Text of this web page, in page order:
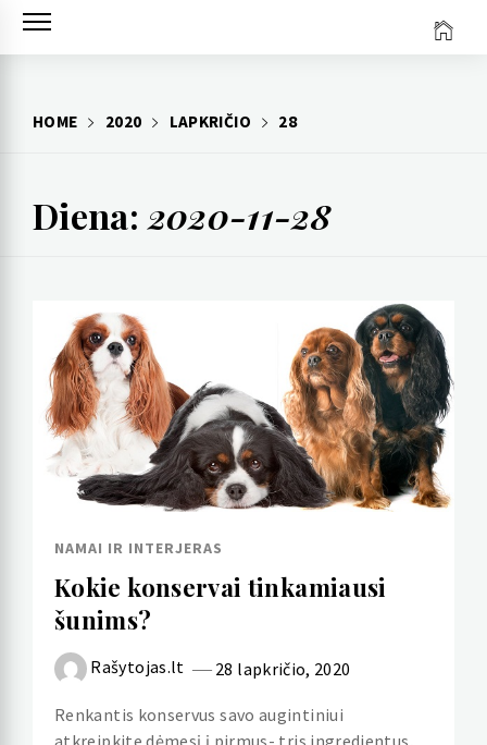
Skip
HOME 2020 LAPKRIČIO 28
Diena: 2020-11-28
NAMAI IR INTERJERAS
Kokie konservai tinkamiausi
šunims?
Rašytojas.lt 28 lapkričio, 2020
Renkantis konservus savo augintiniui